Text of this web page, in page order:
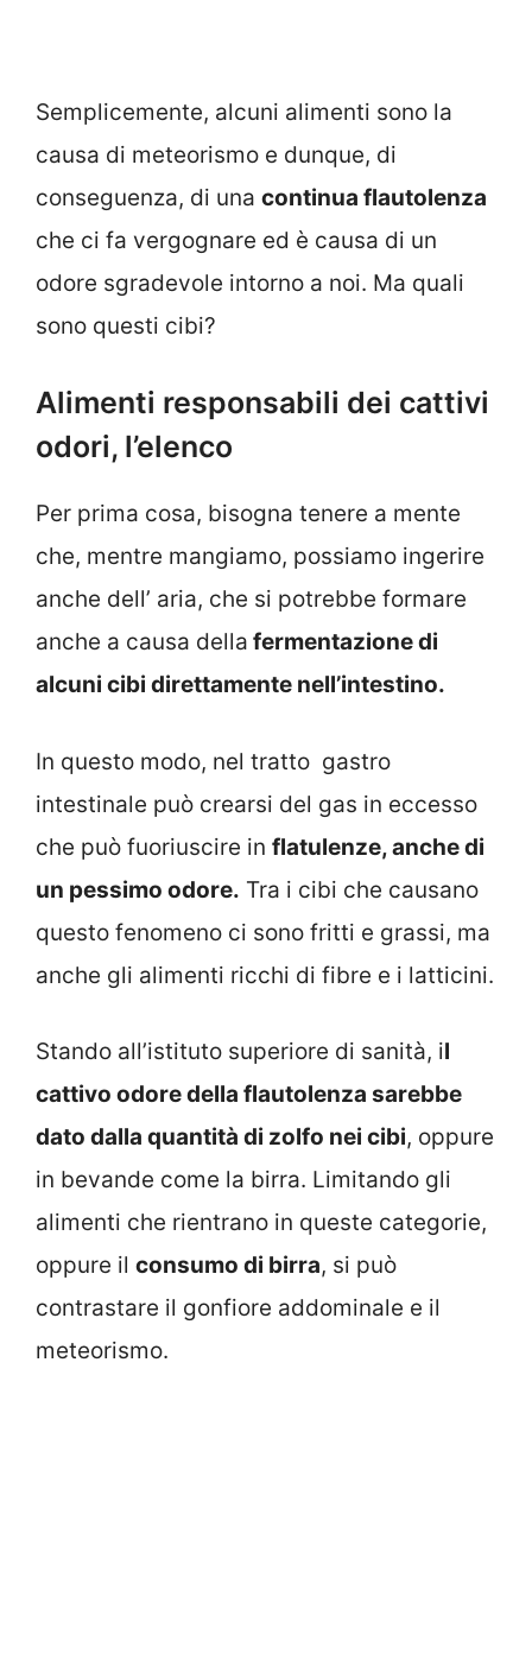
Semplicemente, alcuni alimenti sono la
causa di meteorismo e dunque, di
conseguenza, di una continua flautolenza
che ci fa vergognare ed è causa di un
odore sgradevole intorno a noi. Ma quali
sono questi cibi?
Alimenti responsabili dei cattivi
odori, l’elenco
Per prima cosa, bisogna tenere a mente
che, mentre mangiamo, possiamo ingerire
anche dell’ aria, che si potrebbe formare
anche a causa della fermentazione di
alcuni cibi direttamente nell’intestino.
In questo modo, nel tratto gastro
intestinale può crearsi del gas in eccesso
che può fuoriuscire in flatulenze, anche di
un pessimo odore. Tra i cibi che causano
questo fenomeno ci sono fritti e grassi, ma
anche gli alimenti ricchi di fibre e i latticini.
Stando all’istituto superiore di sanità, il
cattivo odore della flautolenza sarebbe
dato dalla quantità di zolfo nei cibi, oppure
in bevande come la birra. Limitando gli
alimenti che rientrano in queste categorie,
oppure il consumo di birra, si può
contrastare il gonfiore addominale e il
meteorismo.